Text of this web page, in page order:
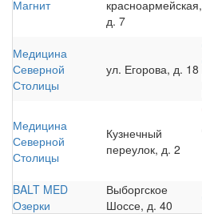
Магнит
красноармейская,
д. 7
Медицина
Северной
Столицы
ул. Егорова, д. 18
Медицина
Северной
Столицы
Кузнечный
переулок, д. 2
BALT MED
Озерки
Выборгское
Шоссе, д. 40